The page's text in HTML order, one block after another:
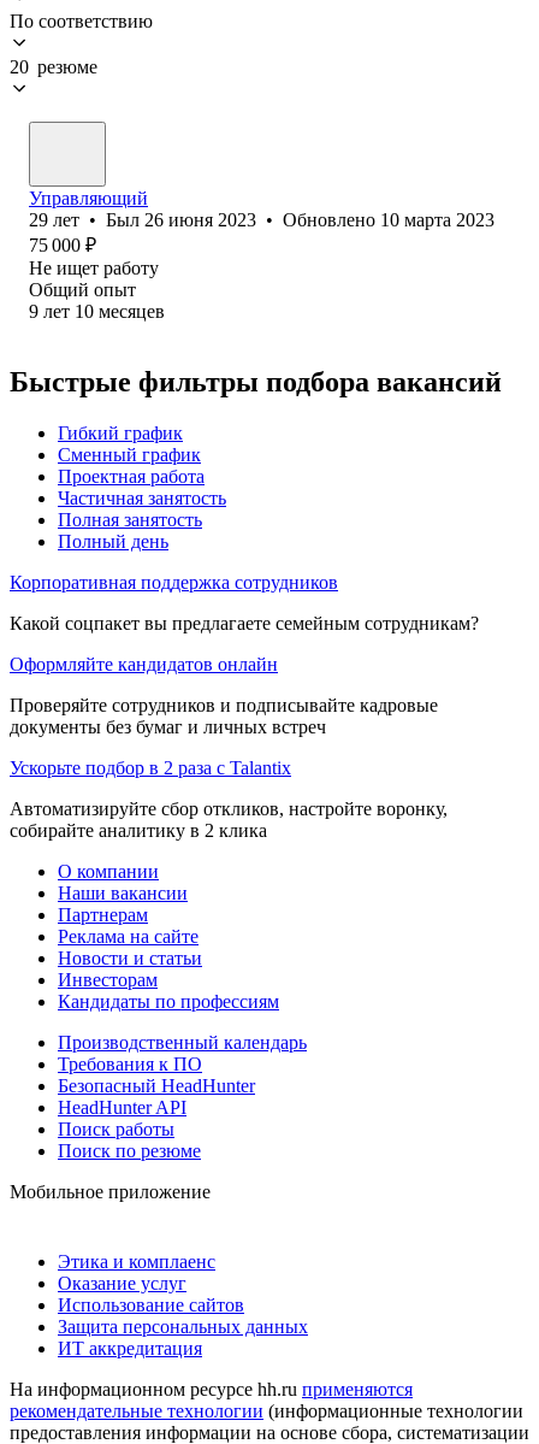
По соответствию
20 резюме
Управляющий
29 лет • Был 26 июня 2023 • Обновлено 10 марта 2023
75 000 ₽
Не ищет работу
Общий опыт
9 лет 10 месяцев
Быстрые фильтры подбора вакансий
Гибкий график
Сменный график
Проектная работа
Частичная занятость
Полная занятость
Полный день
Корпоративная поддержка сотрудников
Какой соцпакет вы предлагаете семейным сотрудникам?
Оформляйте кандидатов онлайн
Проверяйте сотрудников и подписывайте кадровые
документы без бумаг и личных встреч
Ускорьте подбор в 2 раза с Talantix
Автоматизируйте сбор откликов, настройте воронку,
собирайте аналитику в 2 клика
О компании
Наши вакансии
Партнерам
Реклама на сайте
Новости и статьи
Инвесторам
Кандидаты по профессиям
Производственный календарь
Требования к ПО
Безопасный HeadHunter
HeadHunter API
Поиск работы
Поиск по резюме
Мобильное приложение
Этика и комплаенс
Оказание услуг
Использование сайтов
Защита персональных данных
ИТ аккредитация
На информационном ресурсе hh.ru применяются
рекомендательные технологии (информационные технологии
предоставления информации на основе сбора, систематизации